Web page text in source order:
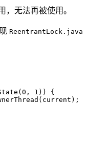
，无法再被使用。
ReentrantLock.java
0 , 1 )) {